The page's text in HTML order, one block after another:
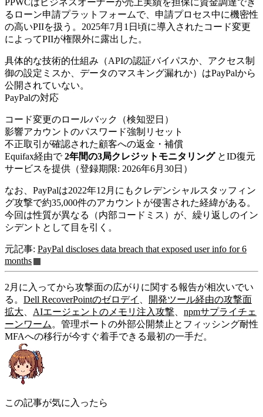
るローン申請プラットフォームで、申請プロセス中に機密性
の高いPIIを扱う。2025年7月1日頃に導入されたコード変更
によってPIIが権限外に露出した。
具体的な技術的仕組み（APIの認証バイパスか、アクセス制
御の設定ミスか、データのマスキング漏れか）はPayPalから
公開されていない。
PayPalの対応
コード変更のロールバック（検知翌日）
影響アカウントのパスワード強制リセット
不正取引が確認された顧客への返金・補償
Equifax経由で2年間の3局クレジットモニタリングとID復元
サービスを提供（登録期限: 2026年6月30日）
なお、PayPalは2022年12月にもクレデンシャルスタッフィン
グ攻撃で約35,000件のアカウントが侵害された経緯がある。
今回は性質が異なる（内部コードミス）が、繰り返しのイン
シデントとして目を引く。
元記事: PayPal discloses data breach that exposed user info for 6
months
2月に入ってから攻撃面の広がりに関する報告が相次いでい
る。 Dell RecoverPointのゼロデイ
開発ツール経由の攻撃面
拡大
AIエージェントのメモリ注入攻撃
npmサプライチェ
ーンワーム 。管理ポートの外部公開禁止とフィッシング耐性
MFAへの移行が今すぐ着手できる最初の一手だ。
この記事が気に入ったら